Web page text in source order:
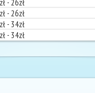
- 26zł
- 26zł
- 34zł
- 34zł